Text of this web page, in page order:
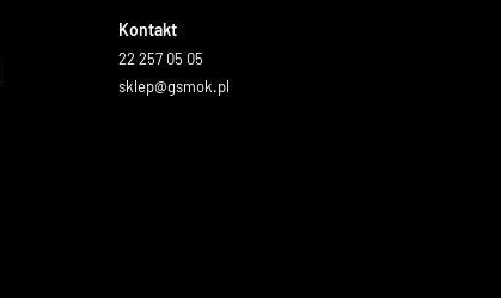
Kontakt
22 257 05 05
sklep@gsmok.pl